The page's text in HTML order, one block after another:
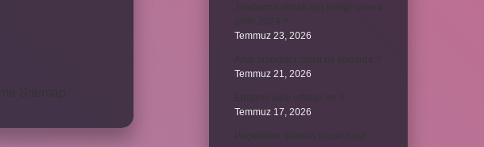
Temmuz 23, 2026
Temmuz 21, 2026
Temmuz 17, 2026